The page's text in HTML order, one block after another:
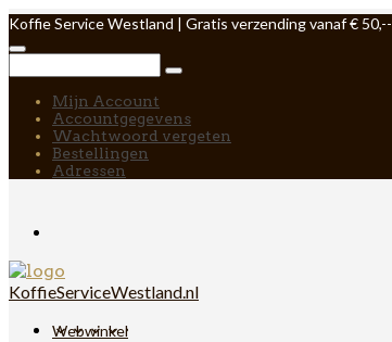
Koffie Service Westland | Gratis verzending vanaf € 50,--
Mijn Account
Accountgegevens
Wachtwoord vergeten
Bestellingen
Adressen
KoffieServiceWestland.nl
Webwinkel